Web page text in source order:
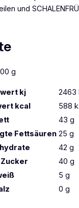
und
g
kj 2463
kcal
588
43 g
Fettsäuren 25 g
42 g
Zucker 40 g
5 g
0 g